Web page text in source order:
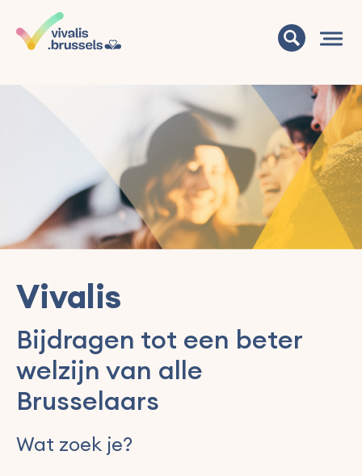
Vivalis
Bijdragen tot een beter
welzijn van alle
Brusselaars
Wat zoek je?